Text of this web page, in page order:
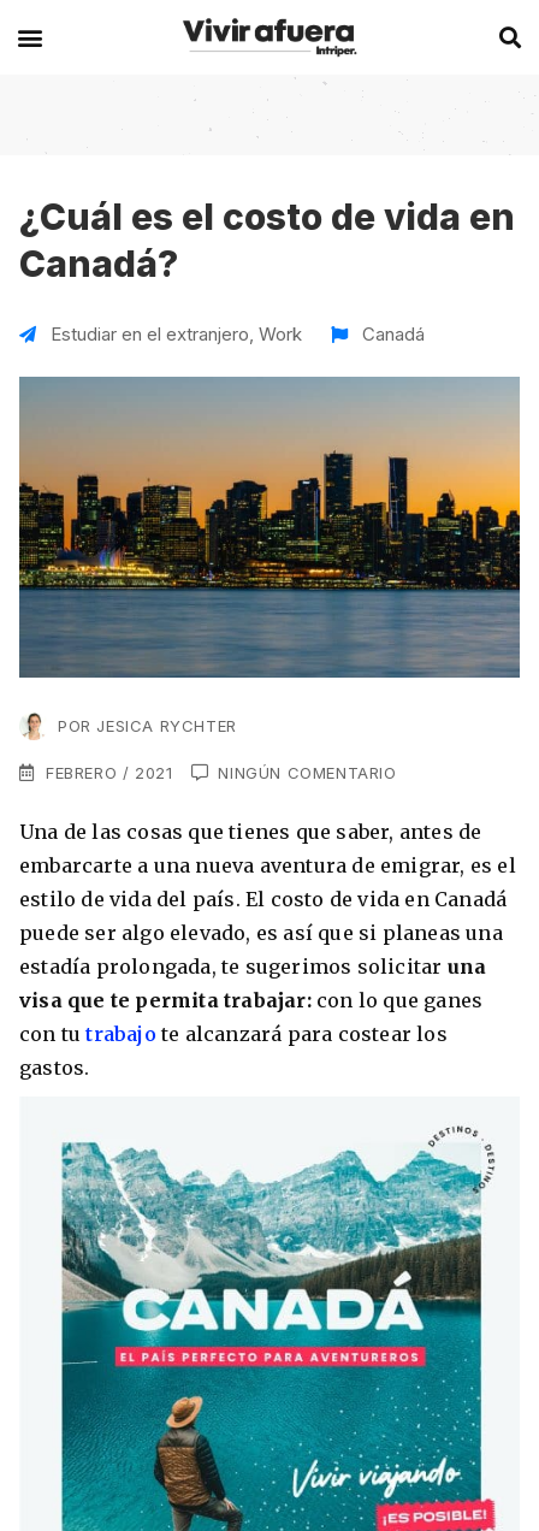
Secciones
Becas
Historias de viajeros
Work
Working Holidays
Lo último sobre intercambios
Los países que más innovan en el campo
Romina Guzman 24/11/2021
Australia permitirá la entrada de
estudiantes y trabajadores cualificados
vacunados contra el Covid-19
Agustina Fontirroig 23/11/2021
Europa
Alemania
Bélgica
Italia
Malta
Reino Unido
Suecia
China
Corea del Sur
Japón
Oceanía
Australia
Nueva Zelanda
Brasil
Canadá
Estados Unidos
Ecuador
México
VER TODOS LOS PAÍSES
Experiencias en el extranjero
Australia
Canadá
VER TODAS LAS EXPERIENCIAS
Estudia un Máster de Marketing en Madrid
Estudia Inglés frente al Mediterráneo
Estudia un Bachelor de IT en Cork
Síguenos en las redes
Suscríbete a nuestro
newsletter
Recibe toda la info que necesitas para
vivir afuera.
¿Cuál es el costo de vida en
Canadá?
Estudiar en el extranjero, Work Canadá
POR JESICA RYCHTER
FEBRERO / 2021 NINGÚN COMENTARIO
Una de las cosas que tienes que saber, antes de
embarcarte a una nueva aventura de emigrar, es el
estilo de vida del país. El costo de vida en Canadá
puede ser algo elevado, es así que si planeas una
estadía prolongada, te sugerimos solicitar una
visa que te permita trabajar:con lo que ganes
con tutrabajote alcanzará para costear los
gastos.